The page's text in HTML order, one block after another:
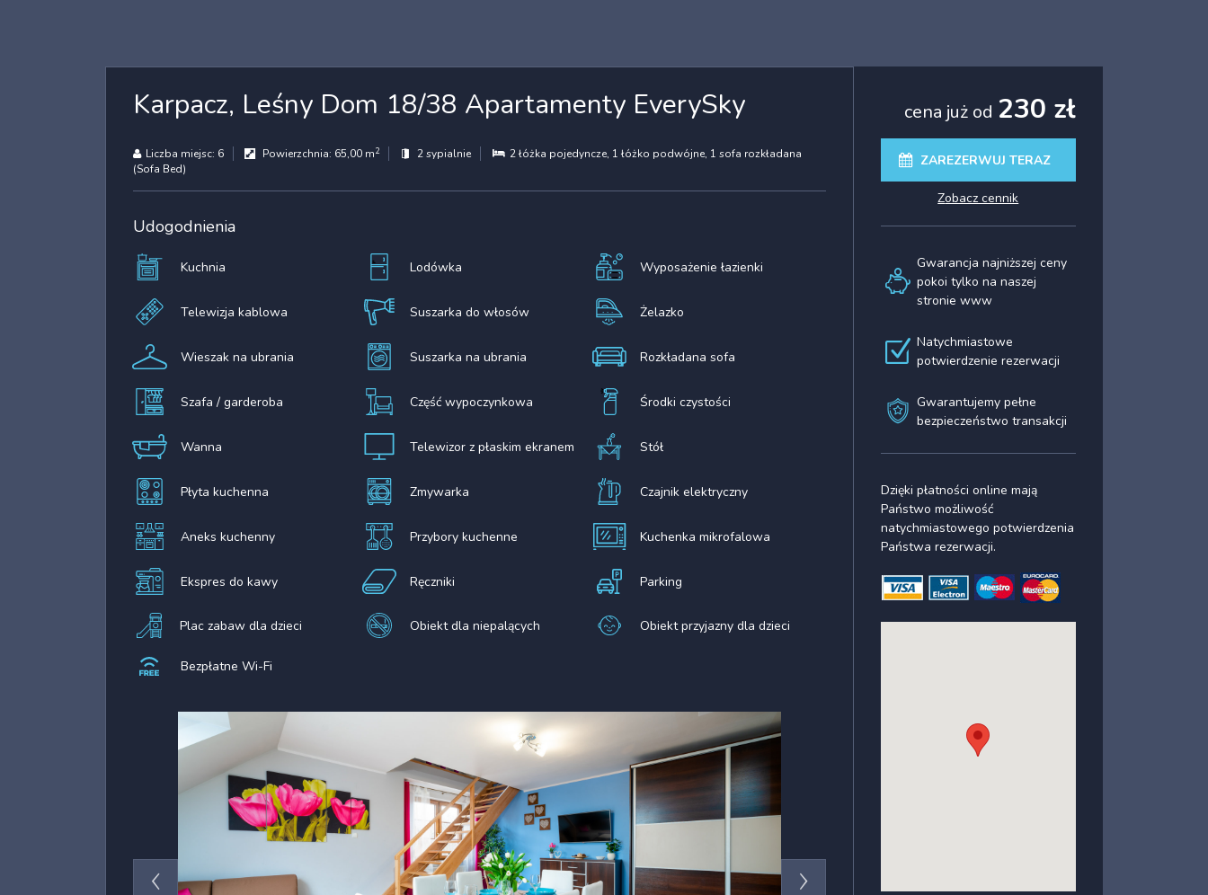
Karpacz, Leśny Dom 18/38 Apartamenty EverySky
Liczba miejsc: 6 Powierzchnia: 65,00 m2 2 sypialnie 2 łóżka pojedyncze, 1 łóżko podwójne, 1 sofa rozkładana
(Sofa Bed)
Udogodnienia
Kuchnia Lodówka Wyposażenie łazienki
Telewizja kablowa Suszarka do włosów Żelazko
Wieszak na ubrania Suszarka na ubrania Rozkładana sofa
Szafa / garderoba Część wypoczynkowa Środki czystości
Wanna Telewizor z płaskim ekranem Stół
Płyta kuchenna Zmywarka Czajnik elektryczny
Aneks kuchenny Przybory kuchenne Kuchenka mikrofalowa
Ekspres do kawy Ręczniki Parking
Plac zabaw dla dzieci Obiekt dla niepalących Obiekt przyjazny dla dzieci
Bezpłatne Wi-Fi
cena już od 230 zł
ZAREZERWUJ TERAZ
zobacz cennik
Gwarancja najniższej ceny
pokoi tylko na naszej
stronie www
Natychmiastowe
potwierdzenie rezerwacji
Gwarantujemy pełne
bezpieczeństwo transakcji
Dzięki płatności online mają
Państwo możliwość
natychmiastowego potwierdzenia
Państwa rezerwacji.